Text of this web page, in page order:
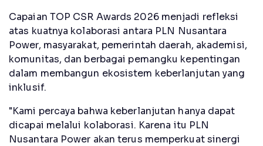
Capaian TOP CSR Awards 2026 menjadi refleksi
atas kuatnya kolaborasi antara PLN Nusantara
Power, masyarakat, pemerintah daerah, akademisi,
komunitas, dan berbagai pemangku kepentingan
dalam membangun ekosistem keberlanjutan yang
inklusif.
"Kami percaya bahwa keberlanjutan hanya dapat
dicapai melalui kolaborasi. Karena itu PLN
Nusantara Power akan terus memperkuat sinergi